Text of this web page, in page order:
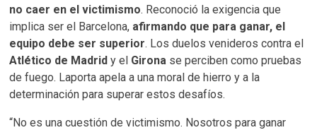
no caer en el victimismo. Reconoció la exigencia que
implica ser el Barcelona, afirmando que para ganar, el
equipo debe ser superior. Los duelos venideros contra el
Atlético de Madrid y el Girona se perciben como pruebas
de fuego. Laporta apela a una moral de hierro y a la
determinación para superar estos desafíos.
“No es una cuestión de victimismo. Nosotros para ganar